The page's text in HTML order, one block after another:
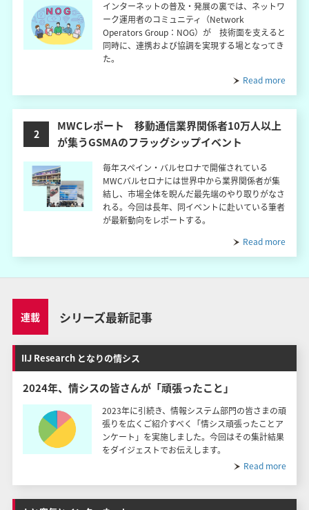
インターネットの普及・発展の裏では、ネットワ
ーク運用者のコミュニティ（Network
Operators Group：NOG）が 技術面を支えると
同時に、連携および協調を実現する場となってき
た。
Read more
2
MWCレポート 移動通信業界関係者10万人以上
が集うGSMAのフラッグシップイベント
毎年スペイン・バルセロナで開催されている
MWCバルセロナには世界中から業界関係者が集
結し、市場全体を睨んだ最先端のやり取りがなさ
れる。今回は長年、同イベントに赴いている筆者
が最新動向をレポートする。
Read more
連載 シリーズ最新記事
IIJ Research となりの情シス
2024年、情シスの皆さんが「頑張ったこと」
2023年に引続き、情報システム部門の皆さまの頑
張りを広くご紹介すべく「情シス頑張ったことア
ンケート」を実施しました。今回はその集計結果
をダイジェストでお伝えします。
Read more